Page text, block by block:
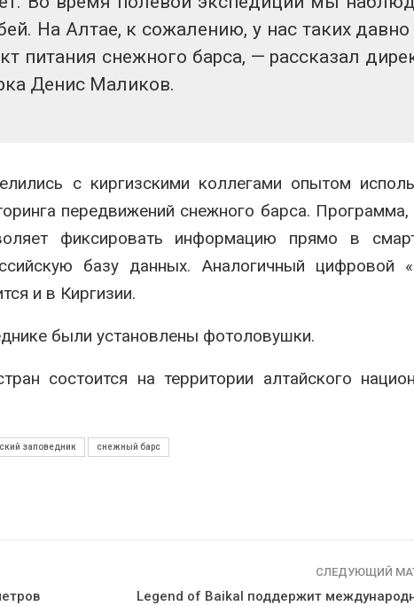
На Алтае, к сожалению, у нас таких
питания снежного барса, — рассказал
Денис Маликов.
с киргизскими коллегами опытом
передвижений снежного барса. Программа,
фиксировать информацию прямо в
базу данных. Аналогичный цифровой
и в Киргизии.
были установлены фотоловушки.
состоится на территории алтайского
заповедник снежный барс
СЛЕДУЮЩИЙ
Legend of Baikal поддержит